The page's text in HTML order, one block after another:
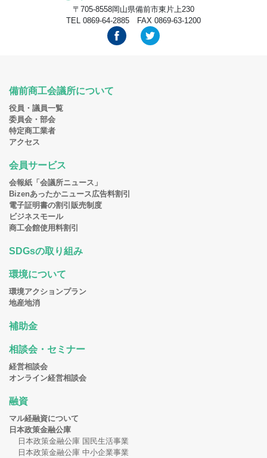
〒705-8558岡山県備前市東片上230
TEL 0869-64-2885 FAX 0869-63-1200
備前商工会議所について
役員・議員一覧
委員会・部会
特定商工業者
アクセス
会員サービス
会報紙「会議所ニュース」
Bizenあったかニュース広告料割引
電子証明書の割引販売制度
ビジネスモール
商工会館使用料割引
SDGsの取り組み
環境について
環境アクションプラン
地産地消
補助金
相談会・セミナー
経営相談会
オンライン経営相談会
融資
マル経融資について
日本政策金融公庫
日本政策金融公庫 国民生活事業
日本政策金融公庫 中小企業事業